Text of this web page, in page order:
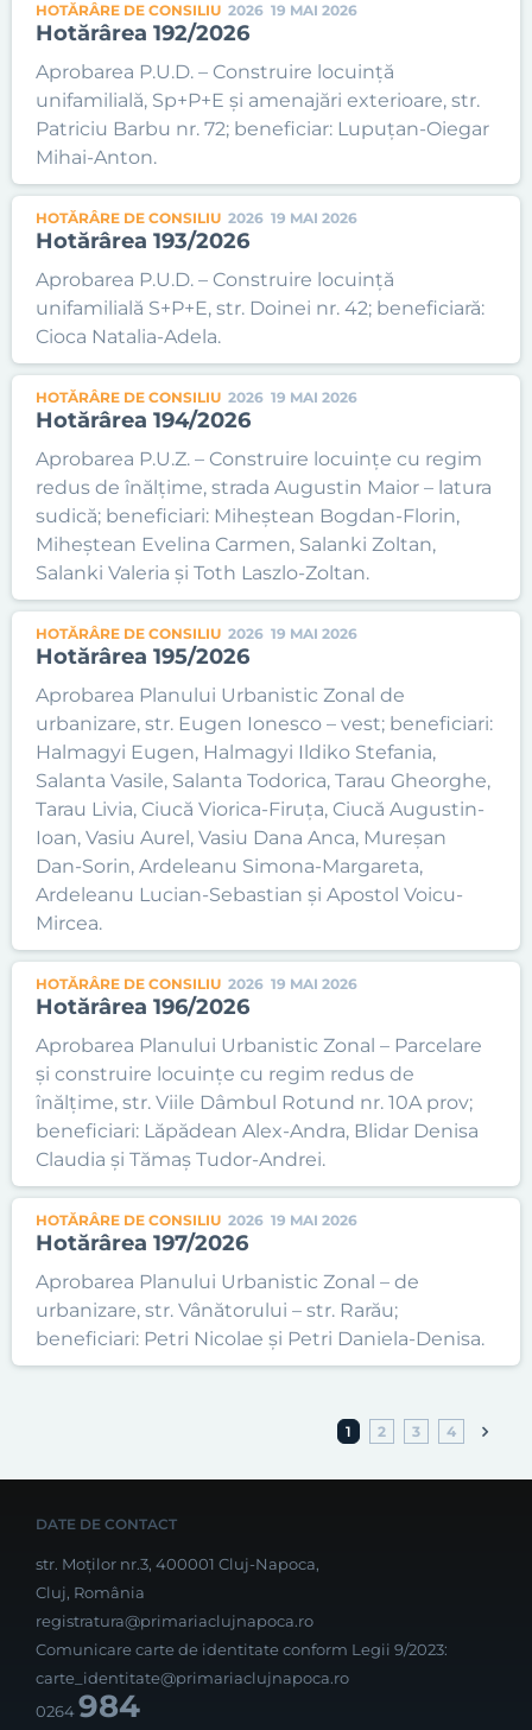
HOTĂRÂRE DE CONSILIU 2026 19 MAI 2026
Hotărârea 192/2026
Aprobarea P.U.D. – Construire locuință
unifamilială, Sp+P+E și amenajări exterioare, str.
Patriciu Barbu nr. 72; beneficiar: Lupuțan-Oiegar
Mihai-Anton.
HOTĂRÂRE DE CONSILIU 2026 19 MAI 2026
Hotărârea 193/2026
Aprobarea P.U.D. – Construire locuință
unifamilială S+P+E, str. Doinei nr. 42; beneficiară:
Cioca Natalia-Adela.
HOTĂRÂRE DE CONSILIU 2026 19 MAI 2026
Hotărârea 194/2026
Aprobarea P.U.Z. – Construire locuințe cu regim
redus de înălțime, strada Augustin Maior – latura
sudică; beneficiari: Miheștean Bogdan-Florin,
Miheștean Evelina Carmen, Salanki Zoltan,
Salanki Valeria și Toth Laszlo-Zoltan.
HOTĂRÂRE DE CONSILIU 2026 19 MAI 2026
Hotărârea 195/2026
Aprobarea Planului Urbanistic Zonal de
urbanizare, str. Eugen Ionesco – vest; beneficiari:
Halmagyi Eugen, Halmagyi Ildiko Stefania,
Salanta Vasile, Salanta Todorica, Tarau Gheorghe,
Tarau Livia, Ciucă Viorica-Firuța, Ciucă Augustin-
Ioan, Vasiu Aurel, Vasiu Dana Anca, Mureșan
Dan-Sorin, Ardeleanu Simona-Margareta,
Ardeleanu Lucian-Sebastian și Apostol Voicu-
Mircea.
HOTĂRÂRE DE CONSILIU 2026 19 MAI 2026
Hotărârea 196/2026
Aprobarea Planului Urbanistic Zonal – Parcelare
și construire locuințe cu regim redus de
înălțime, str. Viile Dâmbul Rotund nr. 10A prov;
beneficiari: Lăpădean Alex-Andra, Blidar Denisa
Claudia și Tămaș Tudor-Andrei.
HOTĂRÂRE DE CONSILIU 2026 19 MAI 2026
Hotărârea 197/2026
Aprobarea Planului Urbanistic Zonal – de
urbanizare, str. Vânătorului – str. Rarău;
beneficiari: Petri Nicolae și Petri Daniela-Denisa.
1 2 3 4
DATE DE CONTACT
str. Moților nr.3, 400001 Cluj-Napoca,
Cluj, România
registratura@primariaclujnapoca.ro
Comunicare carte de identitate conform Legii 9/2023:
carte_identitate@primariaclujnapoca.ro
0264984